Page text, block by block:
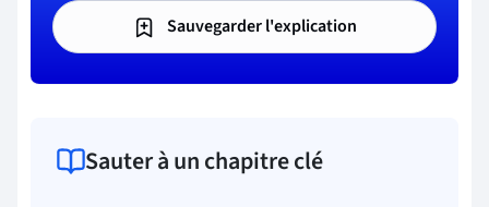
Sauvegarder l'explication
Sauter à un chapitre clé